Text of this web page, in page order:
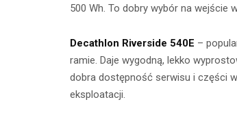
500 Wh. To dobry wybór na wejście
Decathlon Riverside 540E –
ramie. Daje wygodną, lekko
dobra dostępność serwisu i części
eksploatacji.